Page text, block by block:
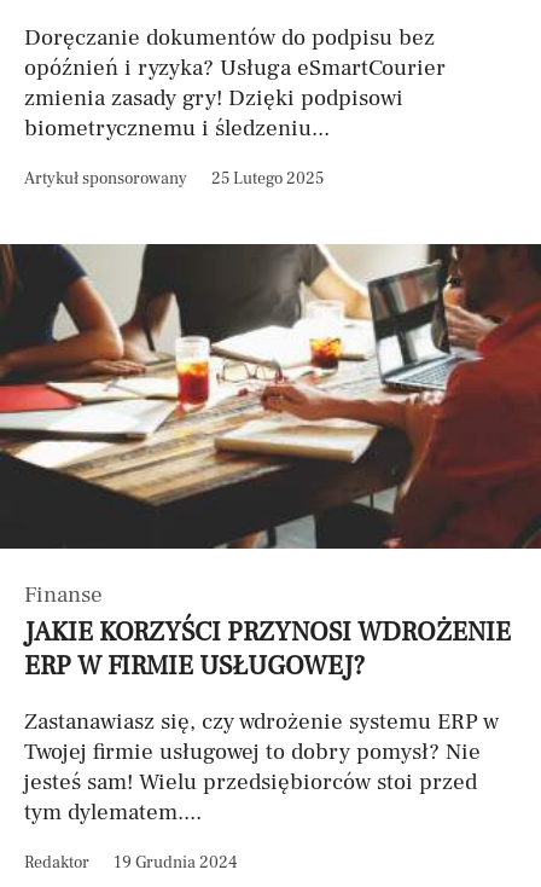
Doręczanie dokumentów do podpisu bez
opóźnień i ryzyka? Usługa eSmartCourier
zmienia zasady gry! Dzięki podpisowi
biometrycznemu i śledzeniu...
Artykuł sponsorowany 25 Lutego 2025
Finanse
JAKIE KORZYŚCI PRZYNOSI WDROŻENIE
ERP W FIRMIE USŁUGOWEJ?
Zastanawiasz się, czy wdrożenie systemu ERP w
Twojej firmie usługowej to dobry pomysł? Nie
jesteś sam! Wielu przedsiębiorców stoi przed
tym dylematem....
Redaktor 19 Grudnia 2024